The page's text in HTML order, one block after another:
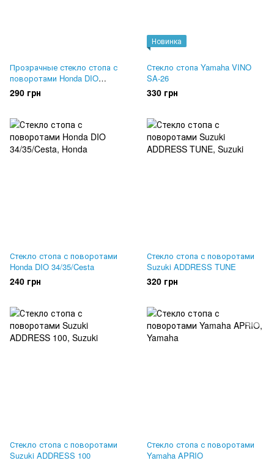
Прозрачные стекло стопа с
поворотами Honda DIO
34/35/ZX
290 грн
Новинка
Стекло стопа Yamaha VINO
SA-26
330 грн
Стекло стопа с поворотами
Honda DIO 34/35/Cesta
240 грн
Стекло стопа с поворотами
Suzuki ADDRESS TUNE
320 грн
Стекло стопа с поворотами
Suzuki ADDRESS 100
Стекло стопа с поворотами
Yamaha APRIO